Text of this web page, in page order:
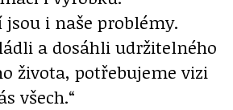
i naše problémy.
a dosáhli udržitelného
života, potřebujeme vizi
všech.“